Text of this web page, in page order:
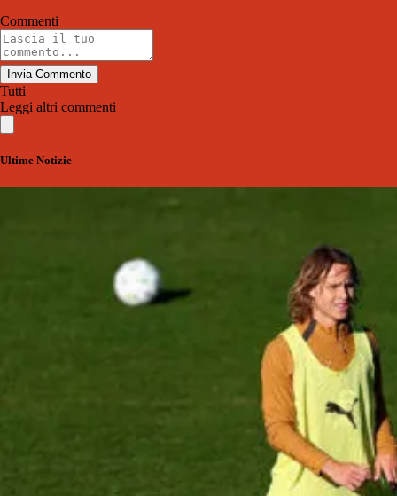
Commenti
Invia Commento
Tutti
Leggi altri commenti
Ultime Notizie